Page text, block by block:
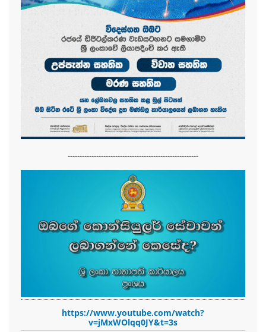
-------------------------------------------------------
https://www.youtube.com/watch?
v=jMxWOlqq0JY&t=3s